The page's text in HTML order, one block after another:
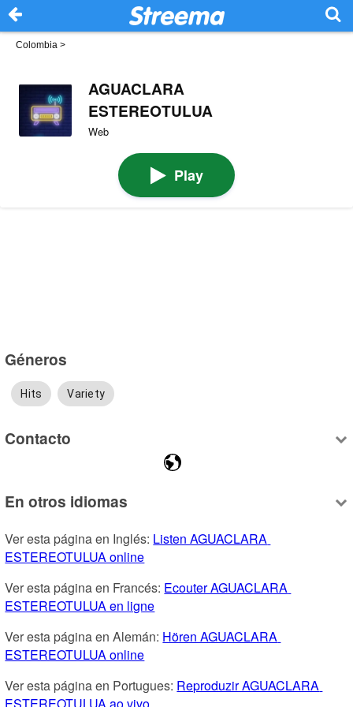
Colombia >
AGUACLARA
ESTEREOTULUA
Web
Play
Géneros
Hits Variety
Contacto
En otros idiomas
Ver esta página en Inglés: Listen AGUACLARA
ESTEREOTULUA online
Ver esta página en Francés: Ecouter AGUACLARA
ESTEREOTULUA en ligne
Ver esta página en Alemán: Hören AGUACLARA
ESTEREOTULUA online
Ver esta página en Portugues: Reproduzir AGUACLARA
ESTEREOTULUA ao vivo